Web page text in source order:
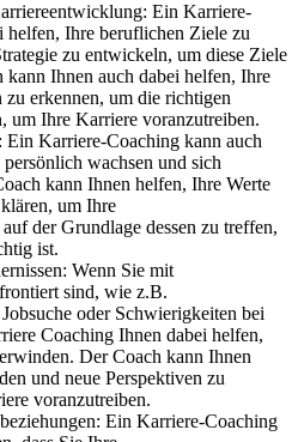
Ein Karriere-
helfen, Ihre beruflichen Ziele zu
zu entwickeln, um diese Ziele
kann Ihnen auch dabei helfen, Ihre
zu erkennen, um die richtigen
um Ihre Karriere voranzutreiben.
Ein Karriere-Coaching kann auch
wachsen und sich
kann Ihnen helfen, Ihre Werte
um Ihre
der Grundlage dessen zu treffen,
ist.
Wenn Sie mit
sind, wie z.B.
oder Schwierigkeiten bei
Coaching Ihnen dabei helfen,
Der Coach kann Ihnen
und neue Perspektiven zu
voranzutreiben.
Ein Karriere-Coaching